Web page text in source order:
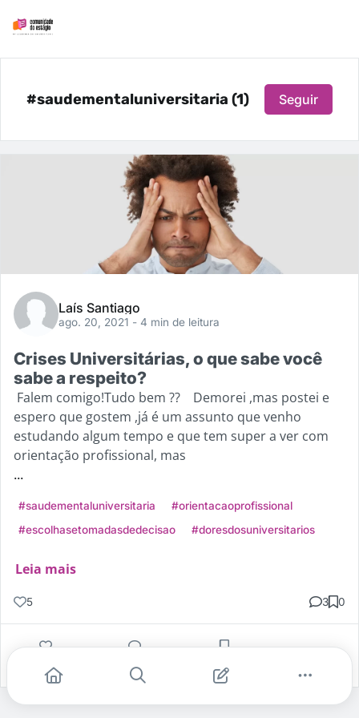
#saudementaluniversitaria (1) Seguir
Laís Santiago
ago. 20, 2021 - 4 min de leitura
Crises Universitárias, o que sabe você
sabe a respeito?
Falem comigo!Tudo bem ?? Demorei ,mas postei e
espero que gostem ,já é um assunto que venho
estudando algum tempo e que tem super a ver com
orientação profissional, mas
...
#saudementaluniversitaria
#orientacaoprofissional
#escolhasetomadasdedecisao
#doresdosuniversitarios
Leia mais
5 3 0
Gostei Comentar Salvar